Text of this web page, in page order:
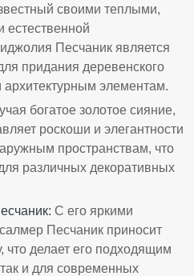
своими теплыми,
естественной
Песчаник является
придания деревенского
элементам.
богатое золотое сияние,
роскоши и элегантности
пространствам, что
различных декоративных
: С его яркими
Песчаник приносит
что делает его подходящим
и для современных